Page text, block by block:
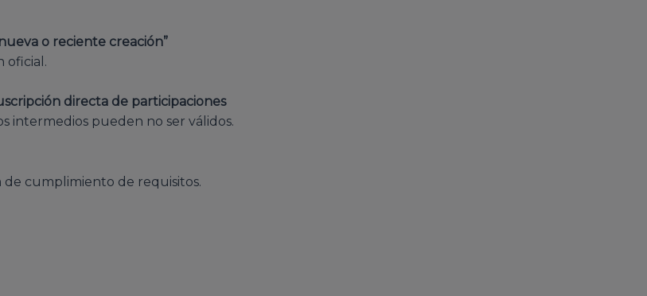
o reciente creación”
oficial.
directa de participaciones
intermedios pueden no ser válidos.
de cumplimiento de requisitos.